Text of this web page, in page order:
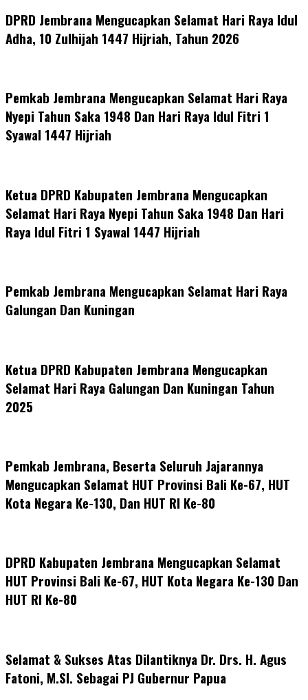
DPRD Jembrana Mengucapkan Selamat Hari Raya Idul
Adha, 10 Zulhijah 1447 Hijriah, Tahun 2026
Pemkab Jembrana Mengucapkan Selamat Hari Raya
Nyepi Tahun Saka 1948 Dan Hari Raya Idul Fitri 1
Syawal 1447 Hijriah
Ketua DPRD Kabupaten Jembrana Mengucapkan
Selamat Hari Raya Nyepi Tahun Saka 1948 Dan Hari
Raya Idul Fitri 1 Syawal 1447 Hijriah
Pemkab Jembrana Mengucapkan Selamat Hari Raya
Galungan Dan Kuningan
Ketua DPRD Kabupaten Jembrana Mengucapkan
Selamat Hari Raya Galungan Dan Kuningan Tahun
2025
Pemkab Jembrana, Beserta Seluruh Jajarannya
Mengucapkan Selamat HUT Provinsi Bali Ke-67, HUT
Kota Negara Ke-130, Dan HUT RI Ke-80
DPRD Kabupaten Jembrana Mengucapkan Selamat
HUT Provinsi Bali Ke-67, HUT Kota Negara Ke-130 Dan
HUT RI Ke-80
Selamat & Sukses Atas Dilantiknya Dr. Drs. H. Agus
Fatoni, M.SI. Sebagai PJ Gubernur Papua